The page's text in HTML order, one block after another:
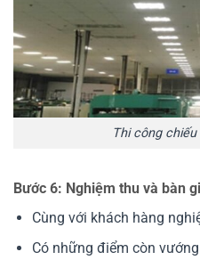
Thi công
Bước 6: Nghiệm thu và bàn
Cùng với khách hàng
Có những điểm còn